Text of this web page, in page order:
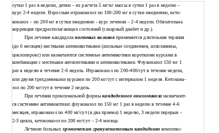
сутки 1 раз в неделю, детям – из расчета 5 мг/кг массы в сутки 1 раз в неделю –
курс 2-4 недели. Взрослым итраконазол по 100-200 мг в сутки ежедневно, кето-
коназол – по 200 мг в сутки ежедневно - курс лечения – 2-4 недели. Обязательна
коррекция предрасполагающих состояний (сахарный диабет и др.).
При лечение кандидозаногтевых валиковприменяется длительная терапия
(до 6 месяцев) местными антимикотиками (азольные соединения, аллиламины,
цоклопирокс) или назначаются системные антимикотики короткими курсами в
комбинации с местными антисептиками и антимикотиками. Флуконазол 150 мг 1
раз в неделю в течение 2-6 недель. Итраконазол по 200-400/сут в течение недели,
или двумя трехдневными курсами по 200 мг/сут с интервалом 1 неделя. Кетокона-
зол по 200 мг/сут в течение 2 недель.
При лечении проксимальной формыкандидозного онихомикозаназначают-
ся системнве антимикотики: флуконазол по 150 мг 1 раз в неделю в течение 4-6
месяцев, итраконазол по 400 мг/сут (в два приема) 1 неделю, 3 недели перерыв –
2-3 цикла, кетоконазол по 200 мг/сут – 2-4 месяца.
Лечение больныххроническим гранулематозным кандидозом комплекс-